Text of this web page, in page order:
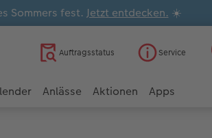
Sommers fest. Jetzt entdecken. ☀️
Auftragsstatus Service
Anlässe Aktionen Apps